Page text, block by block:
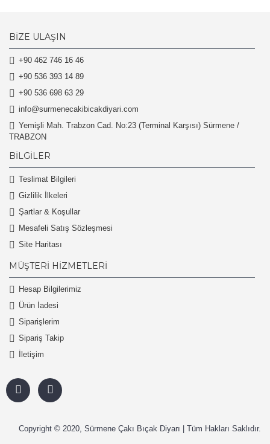
BIZE ULAŞIN
+90 462 746 16 46
+90 536 393 14 89
+90 536 698 63 29
info@surmenecakibicakdiyari.com
Yemişli Mah. Trabzon Cad. No:23 (Terminal Karşısı) Sürmene /
TRABZON
BILGILER
Teslimat Bilgileri
Gizlilik İlkeleri
Şartlar & Koşullar
Mesafeli Satış Sözleşmesi
Site Haritası
MÜŞTERI HIZMETLERI
Hesap Bilgilerimiz
Ürün İadesi
Siparişlerim
Sipariş Takip
İletişim
Copyright © 2020, Sürmene Çakı Bıçak Diyarı | Tüm Hakları Saklıdır.